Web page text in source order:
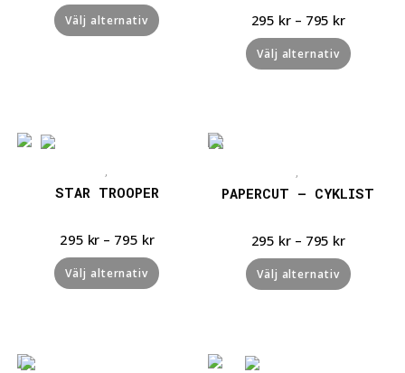
Välj alternativ 295 kr – 795 kr
Välj alternativ
STAR TROOPER
295 kr – 795 kr
Välj alternativ
PAPERCUT – CYKLIST
295 kr – 795 kr
Välj alternativ